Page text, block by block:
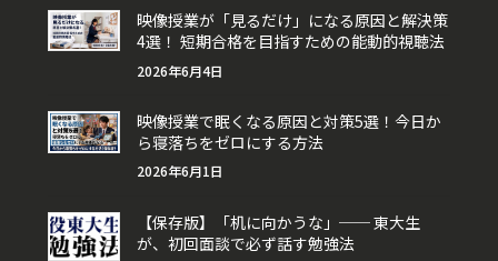
映像授業が「見るだけ」になる原因と解決策
4選！ 短期合格を目指すための能動的視聴法
2026年6月4日
映像授業で眠くなる原因と対策5選！今日か
ら寝落ちをゼロにする方法
2026年6月1日
【保存版】「机に向かうな」── 東大生
が、初回面談で必ず話す勉強法